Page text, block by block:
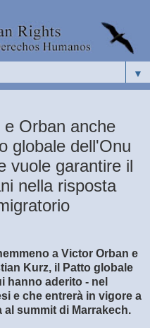
▼
Orban anche
globale dell'Onu
vuole garantire il
nella risposta
a Victor Orban e
Kurz, il Patto globale
hanno aderito - nel
e che entrerà in vigore a
summit di Marrakech.